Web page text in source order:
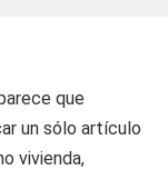
que
un sólo artículo
vivienda,